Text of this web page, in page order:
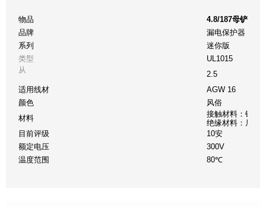
物品
4.8/187母铲形端
品牌
漏电保护器
系列
迷你版
类型
UL1015
从
2.5
适用线材
AGW 16
颜色
风俗
材料
接触材料：铜
绝缘材料：尼龙
目前评级
10安
额定电压
300V
温度范围
80℃